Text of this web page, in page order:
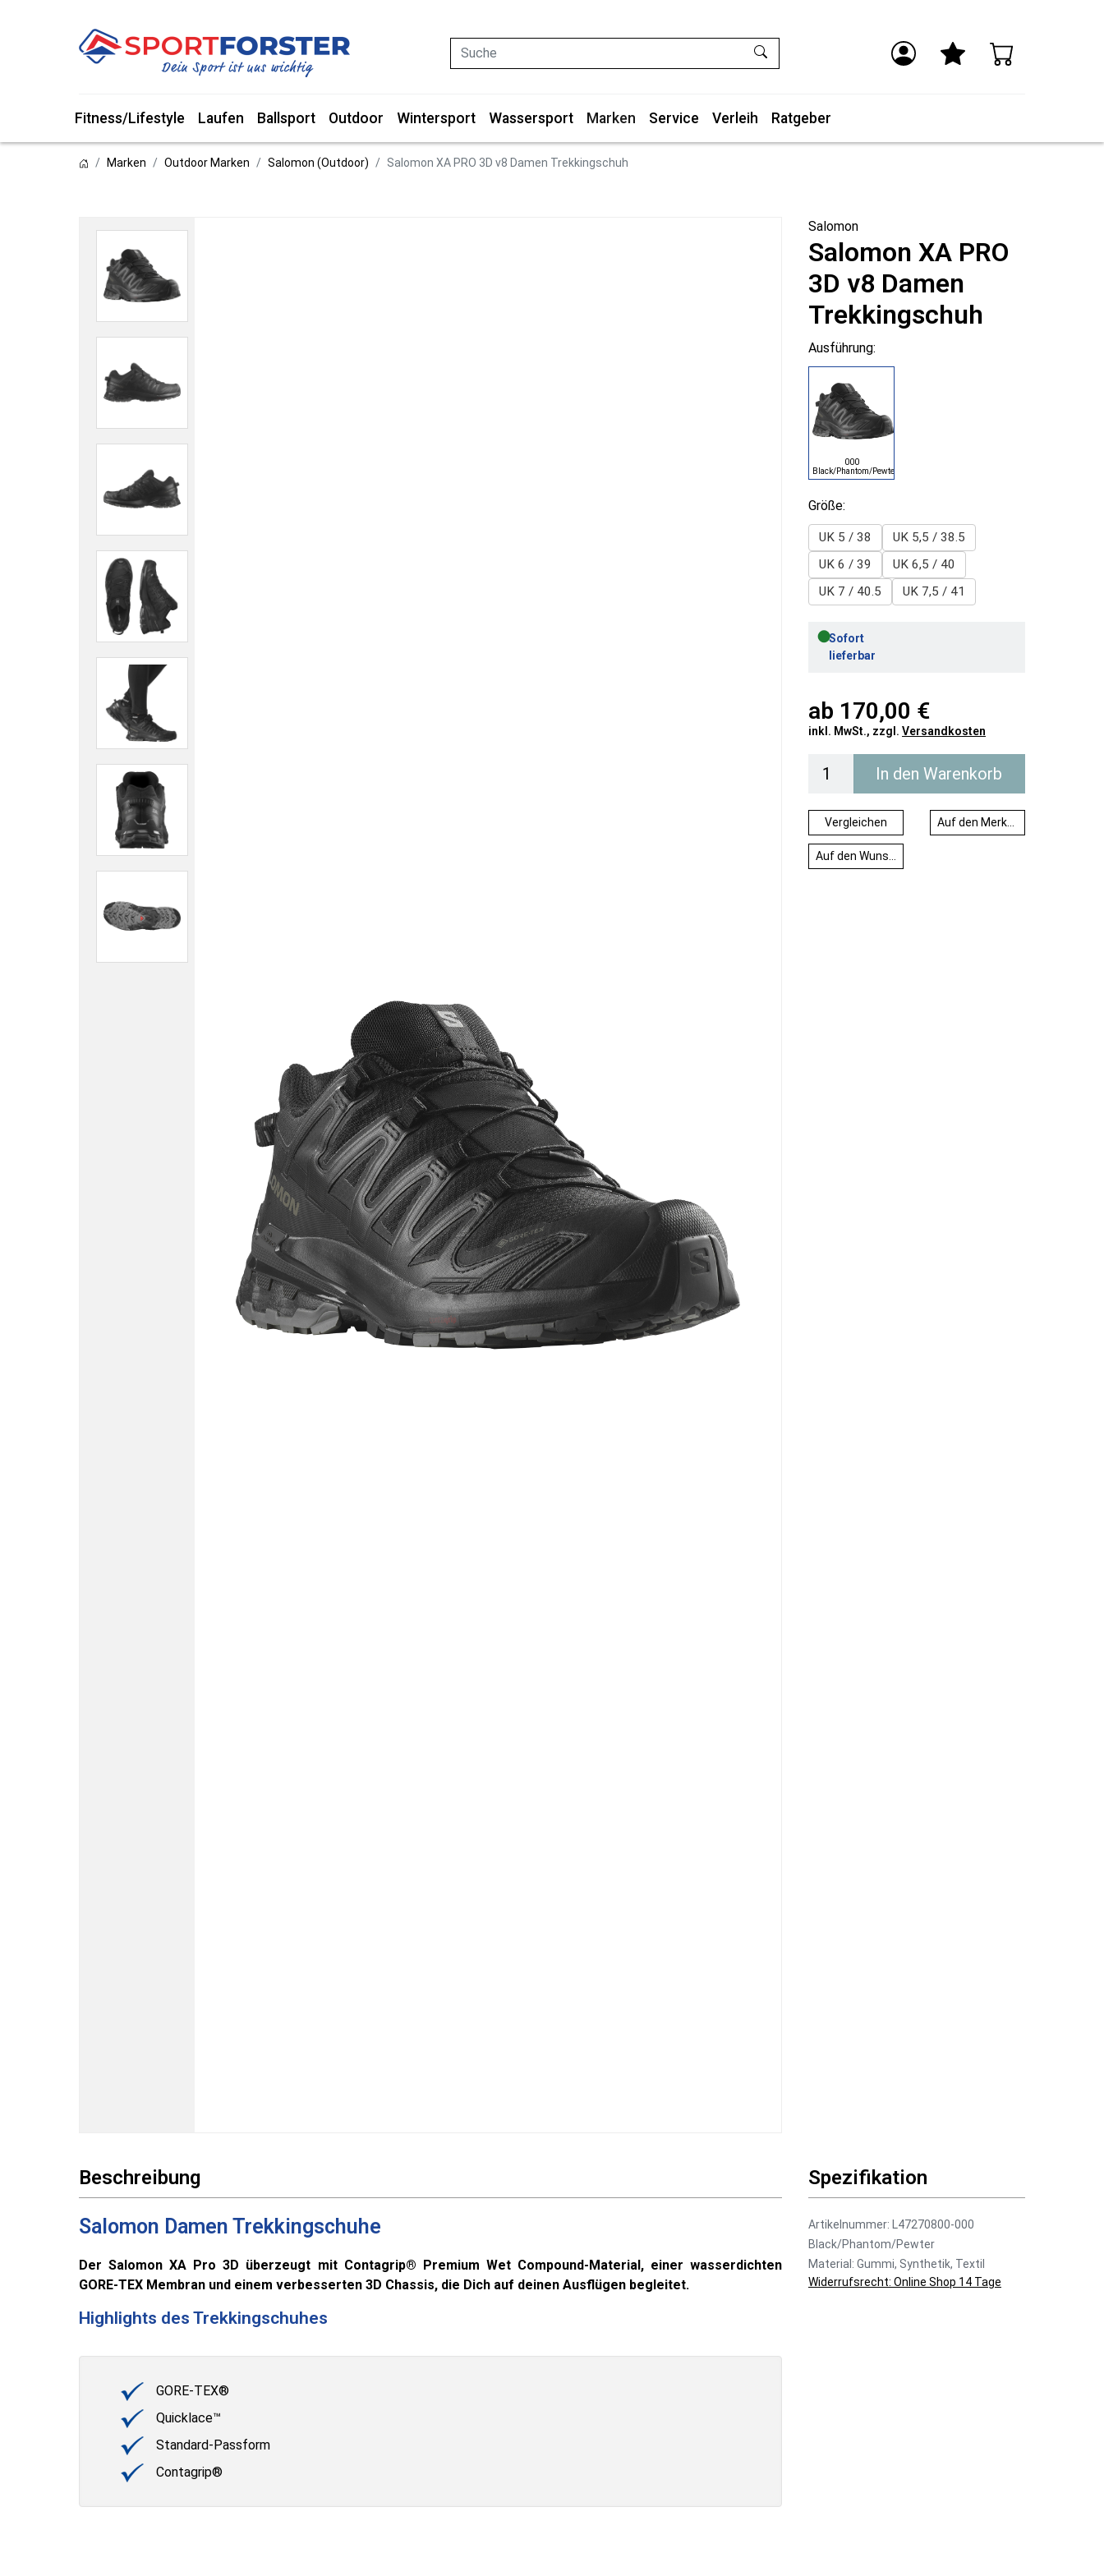
Suche
Fitness/Lifestyle Laufen Ballsport Outdoor Wintersport Wassersport Marken Service Verleih Ratgeber
Marken Outdoor Marken Salomon (Outdoor) Salomon XA PRO 3D v8 Damen Trekkingschuh
Salomon
Salomon XA PRO
3D v8 Damen
Trekkingschuh
Ausführung:
000
Black/Phantom/Pewter
Größe:
UK 5 / 38
UK 5,5 / 38.5
UK 6 / 39
UK 6,5 / 40
UK 7 / 40.5
UK 7,5 / 41
●Sofort
lieferbar
ab 170,00 €
inkl. MwSt., zzgl. Versandkosten
In den Warenkorb
Vergleichen
Beschreibung
Salomon Damen Trekkingschuhe
Der Salomon XA Pro 3D überzeugt mit Contagrip® Premium Wet Compound-Material, einer wasserdichten
GORE-TEX Membran und einem verbesserten 3D Chassis, die Dich auf deinen Ausflügen begleitet.
Highlights des Trekkingschuhes
GORE-TEX®
Quicklace™
Standard-Passform
Contagrip®
Spezifikation
Artikelnummer: L47270800-000
Black/Phantom/Pewter
Material: Gummi, Synthetik, Textil
Widerrufsrecht: Online Shop 14 Tage